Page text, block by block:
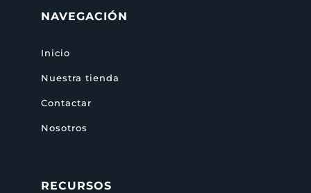
NAVEGACIÓN
Inicio
Nuestra tienda
Contactar
Nosotros
RECURSOS